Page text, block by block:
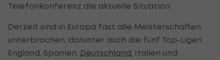
Telefonkonferenz die aktuelle Situation.
Derzeit sind in Europa fast alle Meisterschaften
unterbrochen, darunter auch die fünf Top-Ligen
England, Spanien, Deutschland , Italien und